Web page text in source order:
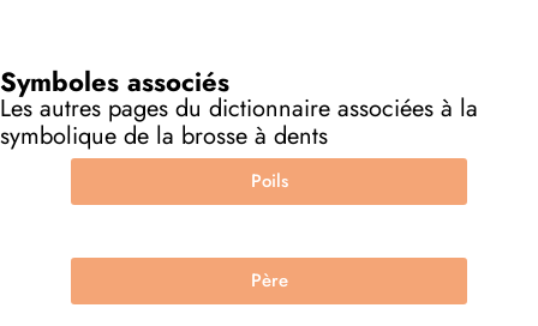
Symboles associés
Les autres pages du dictionnaire associées à la
symbolique de la brosse à dents
Poils
Père